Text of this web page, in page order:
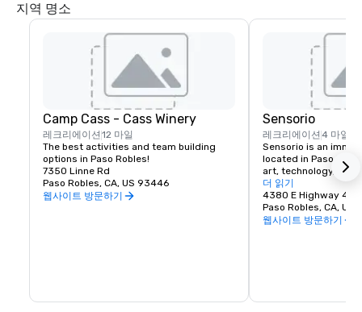
지역 명소
Camp Cass - Cass Winery
레크리에이션 12 마일
The best activities and team building
options in Paso Robles!
7350 Linne Rd
Paso Robles, CA, US 93446
웹사이트 방문하기
Sensorio
레크리에이션 4 마일
Sensorio is an
located in Paso
art, technology, and
create a captivating
Spanning over 15
Sensorio features a
scale, solar-
더 읽기
4380 E Highway 46
Paso Robles, CA, US
웹사이트 방문하기